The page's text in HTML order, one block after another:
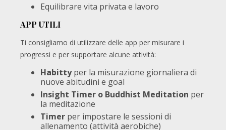
Equilibrare vita privata e lavoro
APP UTILI
Ti consigliamo di utilizzare delle app per misurare i
progressi e per supportare alcune attività:
Habittyper la misurazione giornaliera di
nuove abitudini e goal
Insight Timer o Buddhist Meditation per
la meditazione
Timer per impostare le sessioni di
allenamento (attività aerobiche)